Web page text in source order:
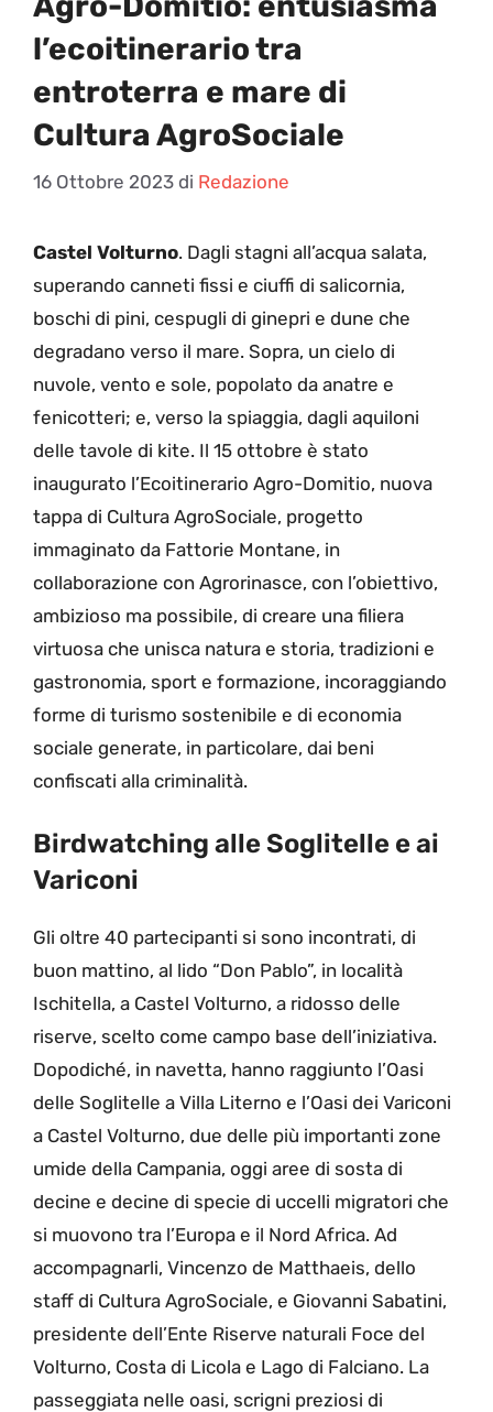
l’ecoitinerario tra
entroterra e mare di
Cultura AgroSociale
16 Ottobre 2023 di Redazione
Castel Volturno. Dagli stagni all’acqua salata,
superando canneti fissi e ciuffi di salicornia,
boschi di pini, cespugli di ginepri e dune che
degradano verso il mare. Sopra, un cielo di
nuvole, vento e sole, popolato da anatre e
fenicotteri; e, verso la spiaggia, dagli aquiloni
delle tavole di kite. Il 15 ottobre è stato
inaugurato l’Ecoitinerario Agro-Domitio, nuova
tappa di Cultura AgroSociale, progetto
immaginato da Fattorie Montane, in
collaborazione con Agrorinasce, con l’obiettivo,
ambizioso ma possibile, di creare una filiera
virtuosa che unisca natura e storia, tradizioni e
gastronomia, sport e formazione, incoraggiando
forme di turismo sostenibile e di economia
sociale generate, in particolare, dai beni
confiscati alla criminalità.
Birdwatching alle Soglitelle e ai
Variconi
Gli oltre 40 partecipanti si sono incontrati, di
buon mattino, al lido “Don Pablo”, in località
Ischitella, a Castel Volturno, a ridosso delle
riserve, scelto come campo base dell’iniziativa.
Dopodiché, in navetta, hanno raggiunto l’Oasi
delle Soglitelle a Villa Literno e l’Oasi dei Variconi
a Castel Volturno, due delle più importanti zone
umide della Campania, oggi aree di sosta di
decine e decine di specie di uccelli migratori che
si muovono tra l’Europa e il Nord Africa. Ad
accompagnarli, Vincenzo de Matthaeis, dello
staff di Cultura AgroSociale, e Giovanni Sabatini,
presidente dell’Ente Riserve naturali Foce del
Volturno, Costa di Licola e Lago di Falciano. La
passeggiata nelle oasi, scrigni preziosi di